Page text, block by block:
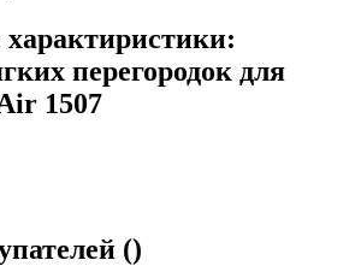
перегородок для
1507
()